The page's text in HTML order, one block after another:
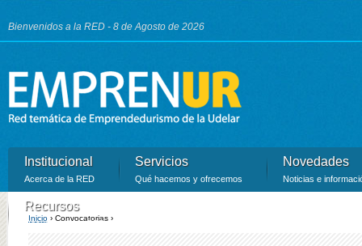
Bienvenidos a la RED - 8 de Agosto de 2026
Institucional
Acerca de la RED
Servicios
Qué hacemos y ofrecemos
Novedades
Noticias e
Recursos
Recursos de la RED
Inicio › Convocatorias ›